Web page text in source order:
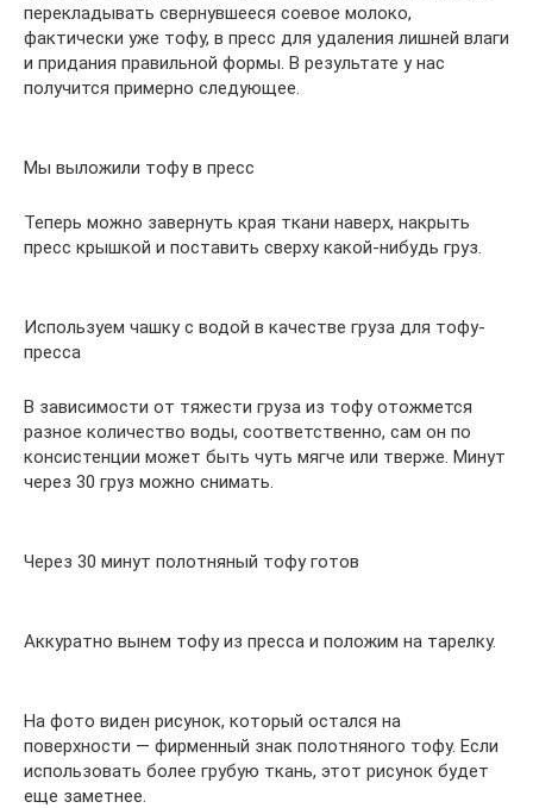
перекладывать свернувшееся соевое молоко,
фактически уже тофу, в пресс для удаления лишней влаги
и придания правильной формы. В результате у нас
получится примерно следующее.
Мы выложили тофу в пресс
Теперь можно завернуть края ткани наверх, накрыть
пресс крышкой и поставить сверху какой-нибудь груз.
Используем чашку с водой в качестве груза для тофу-
пресса
В зависимости от тяжести груза из тофу отожмется
разное количество воды, соответственно, сам он по
консистенции может быть чуть мягче или тверже. Минут
через 30 груз можно снимать.
Через 30 минут полотняный тофу готов
Аккуратно вынем тофу из пресса и положим на тарелку.
На фото виден рисунок, который остался на
поверхности — фирменный знак полотняного тофу. Если
использовать более грубую ткань, этот рисунок будет
еще заметнее.